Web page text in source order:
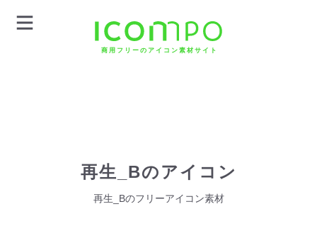
商用フリーのアイコン素材サイト
再生_Bのアイコン
再生_Bのフリーアイコン素材